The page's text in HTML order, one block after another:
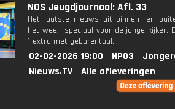
NOS Jeugdjournaal: Afl. 33
Het laatste nieuws uit binnen- en
het weer, speciaal voor de jonge kijker.
1 extra met gebarentaal.
02-02-2026 19:00 NPO3
Nieuws.TV
Alle afleveringen